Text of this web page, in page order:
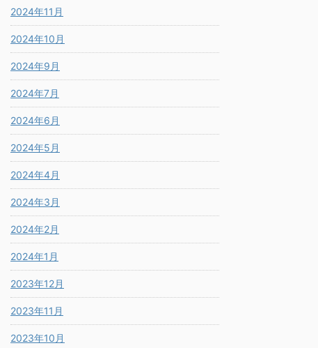
2024年11月
2024年10月
2024年9月
2024年7月
2024年6月
2024年5月
2024年4月
2024年3月
2024年2月
2024年1月
2023年12月
2023年11月
2023年10月